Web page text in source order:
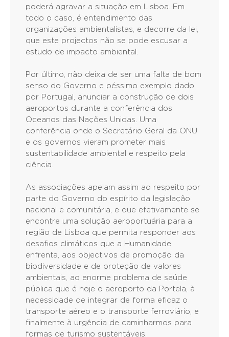
poderá agravar a situação em Lisboa. Em
todo o caso, é entendimento das
organizações ambientalistas, e decorre da lei,
que este projectos não se pode escusar a
estudo de impacto ambiental.
Por último, não deixa de ser uma falta de bom
senso do Governo e péssimo exemplo dado
por Portugal, anunciar a construção de dois
aeroportos durante a conferência dos
Oceanos das Nações Unidas. Uma
conferência onde o Secretário Geral da ONU
e os governos vieram prometer mais
sustentabilidade ambiental e respeito pela
ciência.
As associações apelam assim ao respeito por
parte do Governo do espírito da legislação
nacional e comunitária, e que efetivamente se
encontre uma solução aeroportuária para a
região de Lisboa que permita responder aos
desafios climáticos que a Humanidade
enfrenta, aos objectivos de promoção da
biodiversidade e de proteção de valores
ambientais, ao enorme problema de saúde
pública que é hoje o aeroporto da Portela, à
necessidade de integrar de forma eficaz o
transporte aéreo e o transporte ferroviário, e
finalmente à urgência de caminharmos para
formas de turismo sustentáveis.